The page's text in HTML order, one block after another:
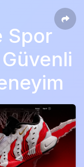
Spor